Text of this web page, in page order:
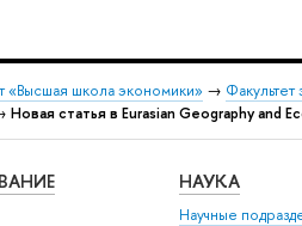
«Высшая школа экономики» →
Новая статья в Eurasian Geography and
НАУКА
Научные